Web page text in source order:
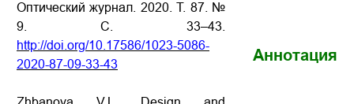
Оптический журнал. 2020. Т. 87. №
9. С. 33–43.
http://doi.org/10.17586/1023-5086-
2020-87-09-33-43
Аннотация